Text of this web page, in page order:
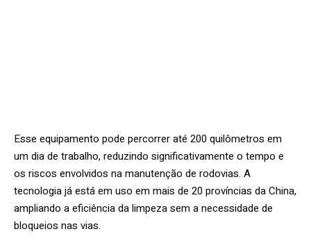
Esse equipamento pode percorrer até 200 quilômetros em
um dia de trabalho, reduzindo significativamente o tempo e
os riscos envolvidos na manutenção de rodovias. A
tecnologia já está em uso em mais de 20 províncias da China,
ampliando a eficiência da limpeza sem a necessidade de
bloqueios nas vias.